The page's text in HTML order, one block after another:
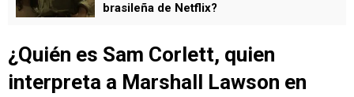
brasileña de Netflix?
¿Quién es Sam Corlett, quien
interpreta a Marshall Lawson en